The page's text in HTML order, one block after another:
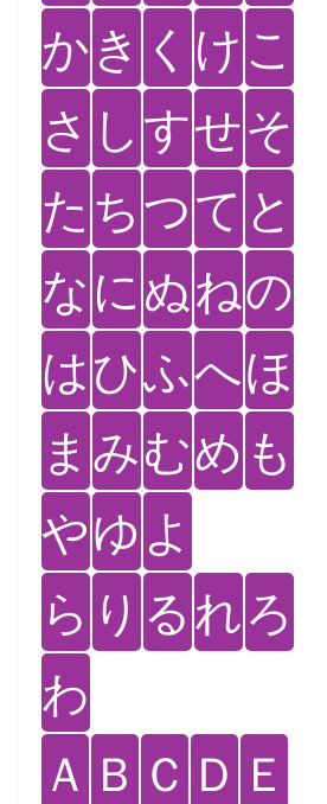
かき く けこ
さ しすせそ
た ちつて と
なにぬねの
はひふへほ
ま みむめ も
やゆ よ
ら り るれろ
わ
Ａ Ｂ Ｃ Ｄ Ｅ